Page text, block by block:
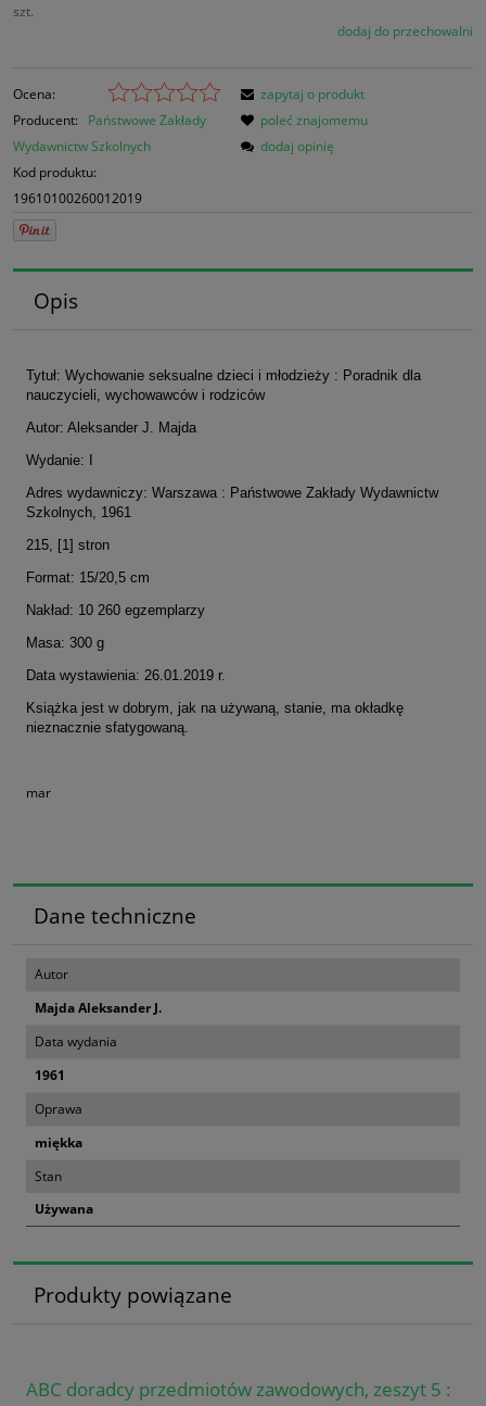
szt.
dodaj do przechowalni
Ocena:
Producent:
Państwowe Zakłady
Wydawnictw Szkolnych
Kod produktu:
19610100260012019
zapytaj o produkt
poleć znajomemu
dodaj opinię
Opis
Tytuł: Wychowanie seksualne dzieci i młodzieży : Poradnik dla
nauczycieli, wychowawców i rodziców
Autor: Aleksander J. Majda
Wydanie: I
Adres wydawniczy: Warszawa : Państwowe Zakłady Wydawnictw
Szkolnych, 1961
215, [1] stron
Format: 15/20,5 cm
Nakład: 10 260 egzemplarzy
Masa: 300 g
Data wystawienia: 26.01.2019 r.
Książka jest w dobrym, jak na używaną, stanie, ma okładkę
nieznacznie sfatygowaną.
mar
Dane techniczne
Autor
Majda Aleksander J.
Data wydania
1961
Oprawa
miękka
Stan
Używana
Produkty powiązane
ABC doradcy przedmiotów zawodowych, zeszyt 5 :